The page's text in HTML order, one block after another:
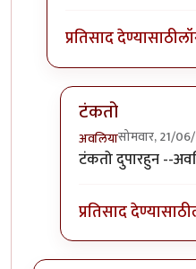
प्रतिसाद देण्यासाठी
टंकतो
अवलियासोमवार, 21/
In reply toकर की
टंकतो दुपारहुन --
प्रतिसाद देण्यासाठी